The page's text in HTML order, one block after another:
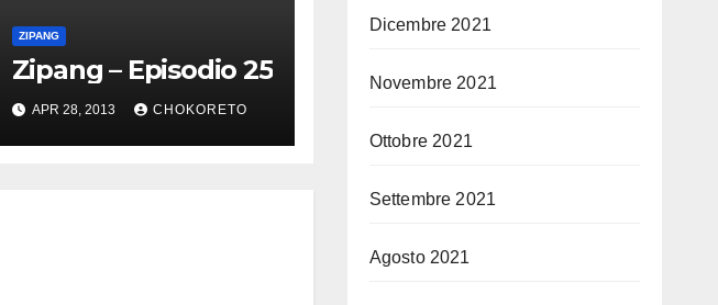
ZIPANG
Zipang – Episodio 25
APR 28, 2013 CHOKORETO
Dicembre 2021
Novembre 2021
Ottobre 2021
Settembre 2021
Agosto 2021